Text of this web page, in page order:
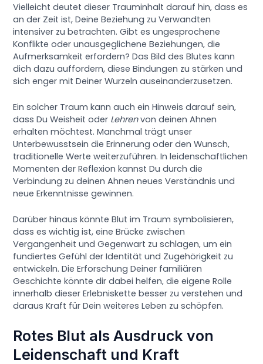
Vielleicht deutet dieser Trauminhalt darauf hin, dass es
an der Zeit ist, Deine Beziehung zu Verwandten
intensiver zu betrachten. Gibt es ungesprochene
Konflikte oder unausgeglichene Beziehungen, die
Aufmerksamkeit erfordern? Das Bild des Blutes kann
dich dazu auffordern, diese Bindungen zu stärken und
sich enger mit Deiner Wurzeln auseinanderzusetzen.
Ein solcher Traum kann auch ein Hinweis darauf sein,
dass Du Weisheit oder Lehrenvon deinen Ahnen
erhalten möchtest. Manchmal trägt unser
Unterbewusstsein die Erinnerung oder den Wunsch,
traditionelle Werte weiterzuführen. In leidenschaftlichen
Momenten der Reflexion kannst Du durch die
Verbindung zu deinen Ahnen neues Verständnis und
neue Erkenntnisse gewinnen.
Darüber hinaus könnte Blut im Traum symbolisieren,
dass es wichtig ist, eine Brücke zwischen
Vergangenheit und Gegenwart zu schlagen, um ein
fundiertes Gefühl der Identität und Zugehörigkeit zu
entwickeln. Die Erforschung Deiner familiären
Geschichte könnte dir dabei helfen, die eigene Rolle
innerhalb dieser Erlebniskette besser zu verstehen und
daraus Kraft für Dein weiteres Leben zu schöpfen.
Rotes Blut als Ausdruck von
Leidenschaft und Kraft